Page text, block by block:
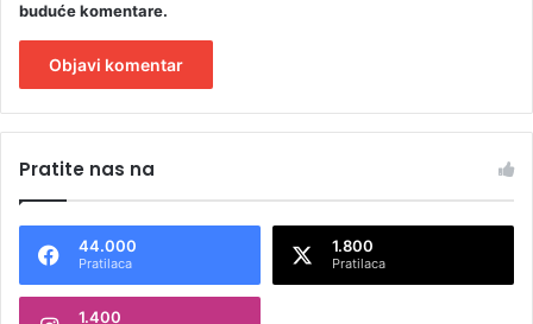
n
i
g
r
a
š
buduće komentare.
t
n
Pratite nas na
44.000
Pratilaca
1.800
Pratilaca
1.400